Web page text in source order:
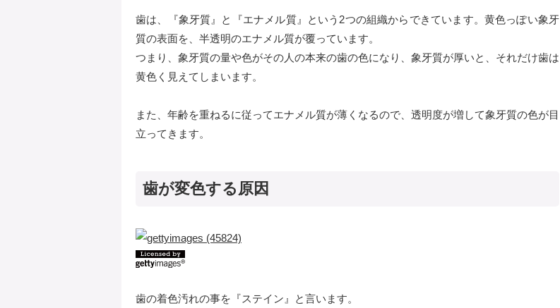
歯は、『象牙質』と『エナメル質』という2つの組織からできています。黄色っぽい象牙
質の表面を、半透明のエナメル質が覆っています。
つまり、象牙質の量や色がその人の本来の歯の色になり、象牙質が厚いと、それだけ歯は
黄色く見えてしまいます。
また、年齢を重ねるに従ってエナメル質が薄くなるので、透明度が増して象牙質の色が目
立ってきます。
歯が変色する原因
歯の着色汚れの事を『ステイン』と言います。